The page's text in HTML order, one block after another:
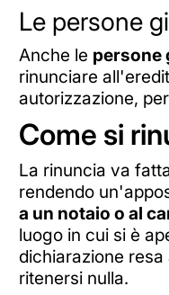
Le persone
Anche le persone
rinunciare
autorizzazione,
Come si
La rinuncia va
rendendo
a un notaio o al
luogo in cui si è
dichiarazione
ritenersi nulla.